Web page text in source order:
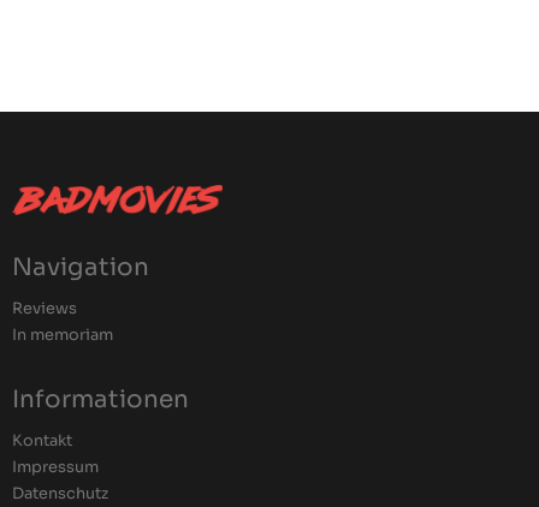
Navigation
Reviews
In memoriam
Informationen
Kontakt
Impressum
Datenschutz